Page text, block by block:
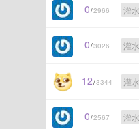
0/2966 灌水
0/3026 灌水
12/3344 灌水
0/2567 灌水